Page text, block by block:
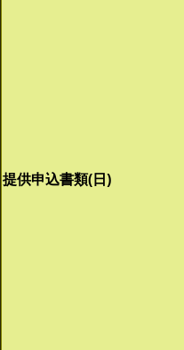
提供申込書類(日)